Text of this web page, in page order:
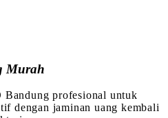
Murah
Bandung profesional untuk
dengan jaminan uang kembali